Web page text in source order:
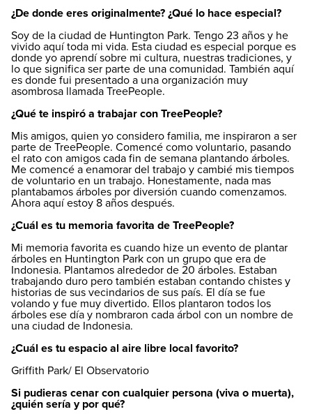
¿De donde eres originalmente? ¿Qué lo hace especial?
Soy de la ciudad de Huntington Park. Tengo 23 años y he
vivido aquí toda mi vida. Esta ciudad es especial porque es
donde yo aprendí sobre mi cultura, nuestras tradiciones, y
lo que significa ser parte de una comunidad. También aquí
es donde fui presentado a una organización muy
asombrosa llamada TreePeople.
¿Qué te inspiró a trabajar con TreePeople?
Mis amigos, quien yo considero familia, me inspiraron a ser
parte de TreePeople. Comencé como voluntario, pasando
el rato con amigos cada fin de semana plantando árboles.
Me comencé a enamorar del trabajo y cambié mis tiempos
de voluntario en un trabajo. Honestamente, nada mas
plantabamos árboles por diversión cuando comenzamos.
Ahora aquí estoy 8 años después.
¿Cuál es tu memoria favorita de TreePeople?
Mi memoria favorita es cuando hize un evento de plantar
árboles en Huntington Park con un grupo que era de
Indonesia. Plantamos alrededor de 20 árboles. Estaban
trabajando duro pero también estaban contando chistes y
historias de sus vecindarios de sus país. El día se fue
volando y fue muy divertido. Ellos plantaron todos los
árboles ese día y nombraron cada árbol con un nombre de
una ciudad de Indonesia.
¿Cuál es tu espacio al aire libre local favorito?
Griffith Park/ El Observatorio
Si pudieras cenar con cualquier persona (viva o muerta),
¿quién sería y por qué?